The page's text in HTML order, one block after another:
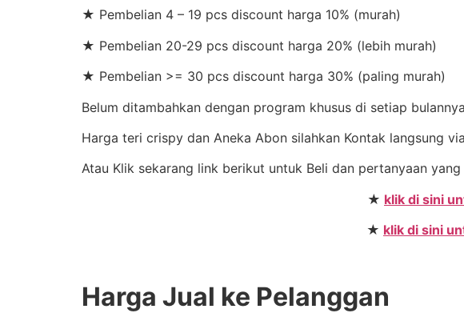
★ Pembelian 4 – 19 pcs discount harga 10% (murah)
★ Pembelian 20-29 pcs discount harga 20% (lebih murah)
★ Pembelian >= 30 pcs discount harga 30% (paling murah)
Belum ditambahkan dengan program khusus di setiap
Harga teri crispy dan Aneka Abon silahkan Kontak langsung
Atau Klik sekarang link berikut untuk Beli dan pertanyaan
★ klik di sini
★ klik di sini
Harga Jual ke Pelanggan